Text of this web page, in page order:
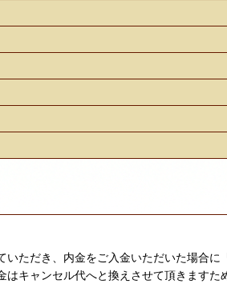
いただき、内金をご入金いただいた場合に
キャンセル代へと換えさせて頂きますた